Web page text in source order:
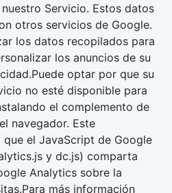
Servicio. Estos datos
otros servicios de Google.
los datos recopilados para
los anuncios de su
optar por que su
no esté disponible para
el complemento de
navegador. Este
el JavaScript de Google
y dc.js) comparta
Analytics sobre la
más información